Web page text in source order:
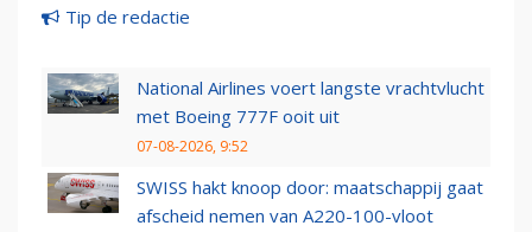
Tip de redactie
National Airlines voert langste vrachtvlucht
met Boeing 777F ooit uit
07-08-2026, 9:52
SWISS hakt knoop door: maatschappij gaat
afscheid nemen van A220-100-vloot